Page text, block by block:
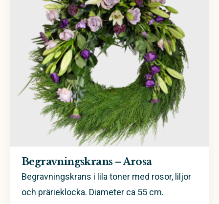
Begravningskrans – Arosa
Begravningskrans i lila toner med rosor, liljor
och prärieklocka. Diameter ca 55 cm.